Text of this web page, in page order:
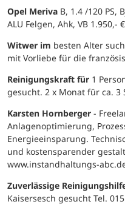
Opel Meriva B, 1.4 /120 PS,
ALU Felgen, Ahk, VB 1.950,-
Witwer im besten Alter
mit Vorliebe für die
Reinigungskraft für 1
gesucht. 2 x Monat für ca. 3
Karsten Hornberger -
Anlagenoptimierung,
Energieeinsparung.
und kostensparender
www.instandhaltungs-
Zuverlässige
Kaisersesch gesucht Tel.